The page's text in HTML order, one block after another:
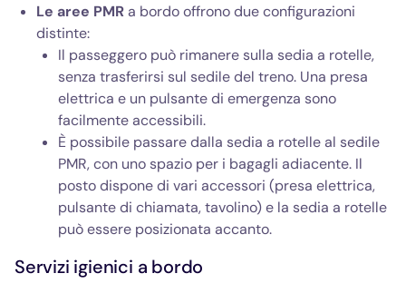
Le aree PMRa bordo offrono due configurazioni
distinte:
Il passeggero può rimanere sulla sedia a rotelle,
senza trasferirsi sul sedile del treno. Una presa
elettrica e un pulsante di emergenza sono
facilmente accessibili.
È possibile passare dalla sedia a rotelle al sedile
PMR, con uno spazio per i bagagli adiacente. Il
posto dispone di vari accessori (presa elettrica,
pulsante di chiamata, tavolino) e la sedia a rotelle
può essere posizionata accanto.
Servizi igienici a bordo